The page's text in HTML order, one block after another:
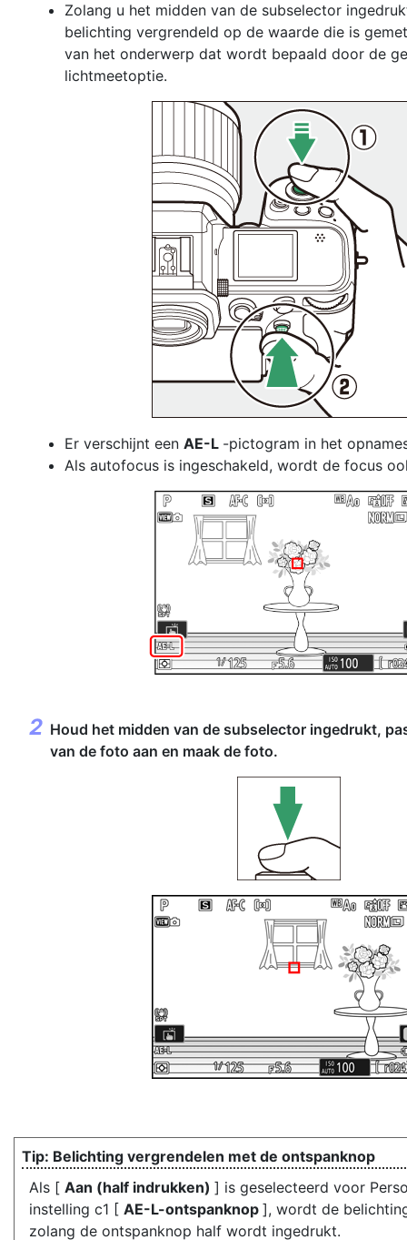
Zolang u het midden van de subselector
belichting vergrendeld op de waarde die is
van het onderwerp dat wordt bepaald door de
lichtmeetoptie.
Er verschijnt een AE-L -pictogram in het
Als autofocus is ingeschakeld, wordt de focus
Houd het midden van de subselector ingedrukt,
van de foto aan en maak de foto.
Belichting vergrendelen met de ontspanknop
Als [ Aan (half indrukken) ] is geselecteerd voor
instelling c1 [ AE-L-ontspanknop ], wordt de
zolang de ontspanknop half wordt ingedrukt.